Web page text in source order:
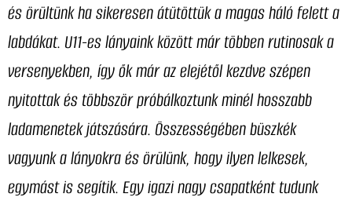
és örültünk ha sikeresen átütöttük a magas háló felett a
labdákat. U11-es lányaink között már többen rutinosak a
versenyekben, így ők már az elejétől kezdve szépen
nyitottak és többször próbálkoztunk minél hosszabb
ladamenetek játszására. Összességében büszkék
vagyunk a lányokra és örülünk, hogy ilyen lelkesek,
egymást is segítik. Egy igazi nagy csapatként tudunk